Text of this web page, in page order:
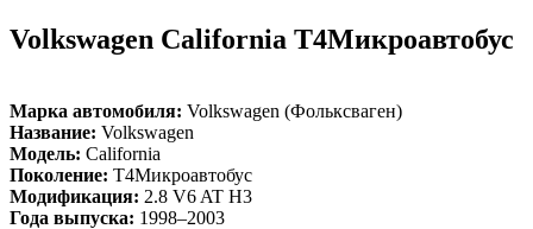
Volkswagen California T4Микроавтобус
Марка автомобиля: Volkswagen (Фольксваген)
Название: Volkswagen
Модель: California
Поколение: T4Микроавтобус
Модификация: 2.8 V6 AT H3
Года выпуска: 1998–2003